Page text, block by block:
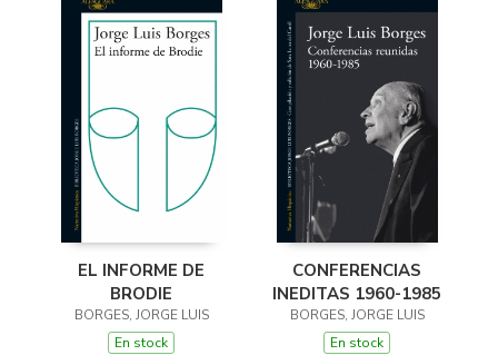
EL INFORME DE
BRODIE
BORGES, JORGE LUIS
En stock
CONFERENCIAS
INEDITAS 1960-1985
BORGES, JORGE LUIS
En stock